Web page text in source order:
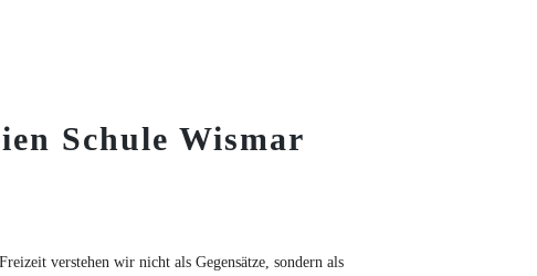
Schule Wismar
verstehen wir nicht als Gegensätze, sondern als